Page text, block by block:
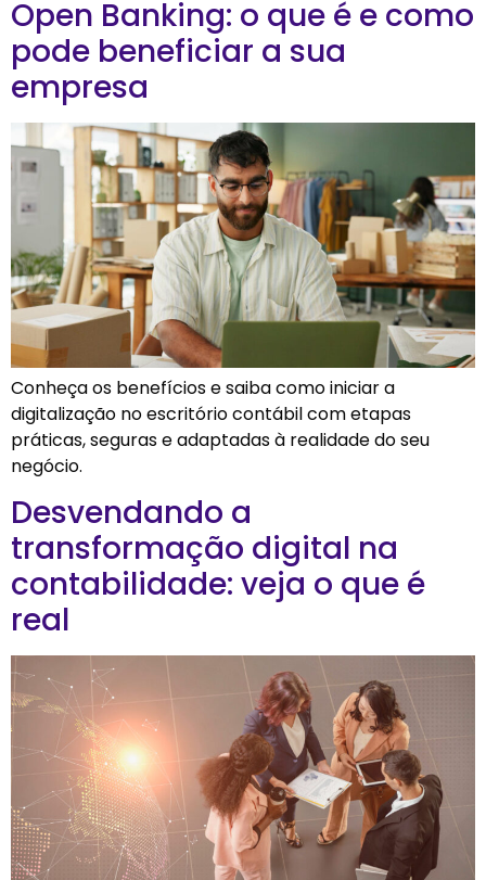
Open Banking: o que é e como
pode beneficiar a sua
empresa
Conheça os benefícios e saiba como iniciar a
digitalização no escritório contábil com etapas
práticas, seguras e adaptadas à realidade do seu
negócio.
Desvendando a
transformação digital na
contabilidade: veja o que é
real